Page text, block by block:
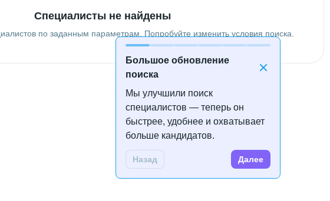
Большое обновление
поиска
Мы улучшили поиск
специалистов — теперь он
быстрее, удобнее и охватывает
больше кандидатов.
Назад Далее
Специалисты не найдены
по заданным параметрам. Попробуйте изменить условия поиска.